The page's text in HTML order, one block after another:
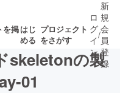
を掲はじ
める
プロジェクト
をさがす
ロ
グ
イ
ン
/
新
規
会
員
登
録
skeletonの製
01